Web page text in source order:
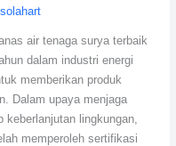
air tenaga surya terbaik
dalam industri energi
memberikan produk
Dalam upaya menjaga
lingkungan,
memperoleh sertifikasi